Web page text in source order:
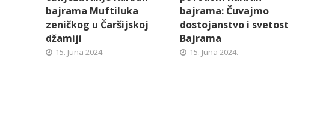
bajrama Muftiluka
zeničkog u Čaršijskoj
džamiji
15. Juna 2024.
bajrama: Čuvajmo
dostojanstvo i svetost
Bajrama
15. Juna 2024.